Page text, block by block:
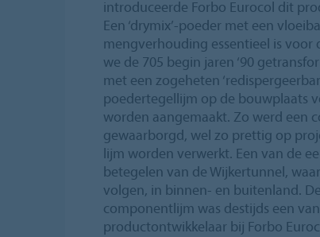
introduceerde Forbo Eurocol dit
Een ‘drymix’-poeder met een
mengverhouding essentieel is
we de 705 begin jaren ‘90
met een zogeheten
poedertegellijm op de bouwplaats
worden aangemaakt. Zo werd een
gewaarborgd, wel zo prettig op
lijm worden verwerkt. Een van de
betegelen van de Wijkertunnel,
volgen, in binnen- en buitenland.
componentlijm was destijds een
productontwikkelaar bij Forbo